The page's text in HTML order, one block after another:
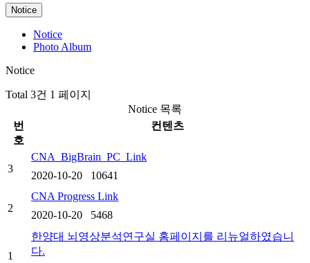
Notice
Notice
Photo Album
Notice
Total 3건 1 페이지
Notice 목록
번
호
컨텐츠
3
CNA_BigBrain_PC_Link
2020-10-20 10641
2
CNA Progress Link
2020-10-20 5468
1
한양대 뇌영상분석연구실 홈페이지를 리뉴얼하였습니
다.